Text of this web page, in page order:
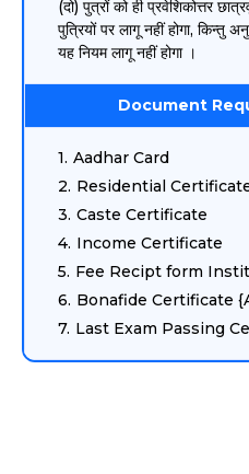
(दो) पुत्रों को ही प्रवेशिकोत्तर
पुत्रियों पर लागू नहीं होगा,
यह नियम लागू नहीं होगा ।
Document
Aadhar Card
Residential
Caste Certificate
Income Certificate
Fee Recipt form
Bonafide Certificate
Last Exam Passing